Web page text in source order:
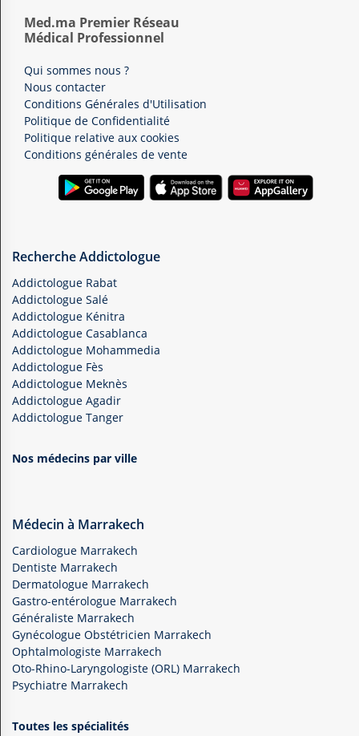
Med.ma Premier Réseau
Médical Professionnel
Qui sommes nous ?
Nous contacter
Conditions Générales d'Utilisation
Politique de Confidentialité
Politique relative aux cookies
Conditions générales de vente
Recherche Addictologue
Addictologue Rabat
Addictologue Salé
Addictologue Kénitra
Addictologue Casablanca
Addictologue Mohammedia
Addictologue Fès
Addictologue Meknès
Addictologue Agadir
Addictologue Tanger
Nos médecins par ville
Médecin à Marrakech
Cardiologue Marrakech
Dentiste Marrakech
Dermatologue Marrakech
Gastro-entérologue Marrakech
Généraliste Marrakech
Gynécologue Obstétricien Marrakech
Ophtalmologiste Marrakech
Oto-Rhino-Laryngologiste (ORL) Marrakech
Psychiatre Marrakech
Toutes les spécialités